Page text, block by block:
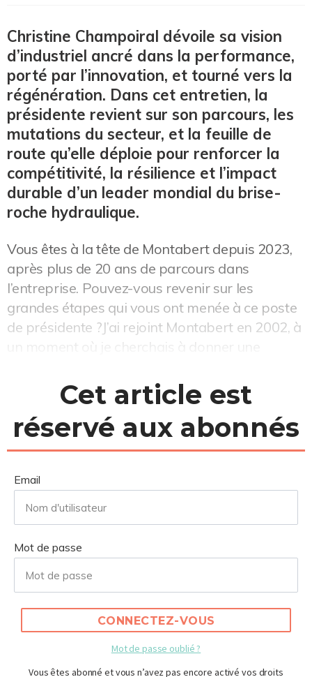
Christine Champoiral dévoile sa vision
d’industriel ancré dans la performance,
porté par l’innovation, et tourné vers la
régénération. Dans cet entretien, la
présidente revient sur son parcours, les
mutations du secteur, et la feuille de
route qu’elle déploie pour renforcer la
compétitivité, la résilience et l’impact
durable d’un leader mondial du brise-
roche hydraulique.
Vous êtes à la tête de Montabert depuis 2023,
après plus de 20 ans de parcours dans
l’entreprise. Pouvez-vous revenir sur les
grandes étapes qui vous ont menée à ce poste
de présidente ?J’ai rejoint Montabert en 2002, à
un moment où je cherchais à donner une
parcours initial est issu du commerce et de l...
Cet article est
réservé aux abonnés
Email
Mot de passe
CONNECTEZ-VOUS
Mot de passe oublié ?
Vous êtes abonné et vous n’avez pas encore activé vos droits